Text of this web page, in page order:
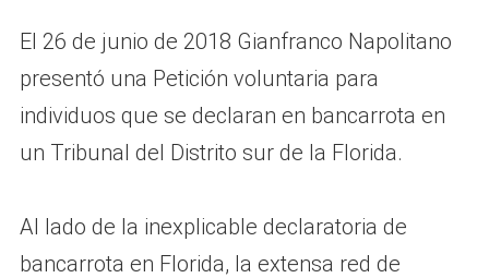
El 26 de junio de 2018 Gianfranco Napolitano
presentó una Petición voluntaria para
individuos que se declaran en bancarrota en
un Tribunal del Distrito sur de la Florida.
Al lado de la inexplicable declaratoria de
bancarrota en Florida, la extensa red de